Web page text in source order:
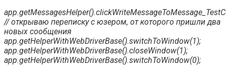
// открываю переписку с юзером, от которого пришли два
новых сообщения
app.getHelperWithWebDriverBase().switchToWindow(1);
app.getHelperWithWebDriverBase().closeWindow(1);
app.getHelperWithWebDriverBase().switchToWindow(0);